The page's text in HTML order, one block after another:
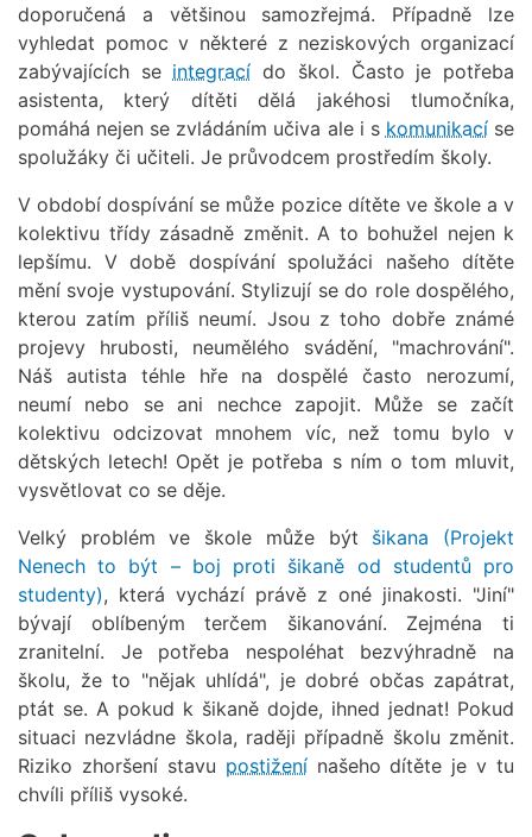
doporučená a většinou samozřejmá. Případně lze
vyhledat pomoc v některé z neziskových organizací
zabývajících se integrací do škol. Často je potřeba
asistenta, který dítěti dělá jakéhosi tlumočníka,
pomáhá nejen se zvládáním učiva ale i s komunikacíse
spolužáky či učiteli. Je průvodcem prostředím školy.
V období dospívání se může pozice dítěte ve škole a v
kolektivu třídy zásadně změnit. A to bohužel nejen k
lepšímu. V době dospívání spolužáci našeho dítěte
mění svoje vystupování. Stylizují se do role dospělého,
kterou zatím příliš neumí. Jsou z toho dobře známé
projevy hrubosti, neumělého svádění, "machrování".
Náš autista téhle hře na dospělé často nerozumí,
neumí nebo se ani nechce zapojit. Může se začít
kolektivu odcizovat mnohem víc, než tomu bylo v
dětských letech! Opět je potřeba s ním o tom mluvit,
vysvětlovat co se děje.
Velký problém ve škole může být šikana (Projekt
Nenech to být – boj proti šikaně od studentů pro
studenty), která vychází právě z oné jinakosti. "Jiní"
bývají oblíbeným terčem šikanování. Zejména ti
zranitelní. Je potřeba nespoléhat bezvýhradně na
školu, že to "nějak uhlídá", je dobré občas zapátrat,
ptát se. A pokud k šikaně dojde, ihned jednat! Pokud
situaci nezvládne škola, raději případně školu změnit.
Riziko zhoršení stavu postiženínašeho dítěte je v tu
chvíli příliš vysoké.